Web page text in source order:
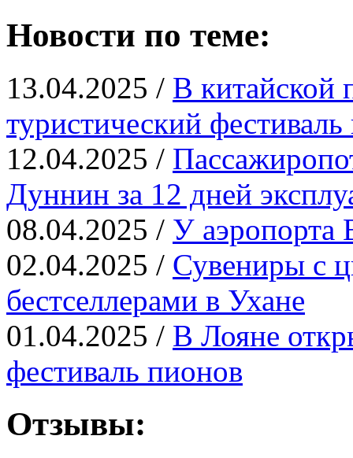
Новости по теме:
13.04.2025 / В китайской
туристический
12.04.2025 /
Дуннин за 12 дней
08.04.2025 / У аэропорта
02.04.2025 / Сувениры с
бестселлерами в Ухане
01.04.2025 / В Лояне
фестиваль пионов
Отзывы: